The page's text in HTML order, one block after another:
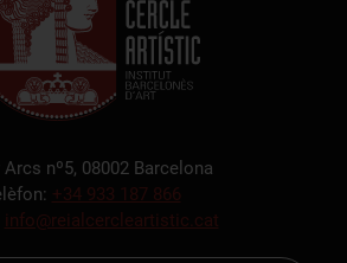
Arcs nº5, 08002 Barcelona
+34 933 187 866
info@reialcercleartistic.cat